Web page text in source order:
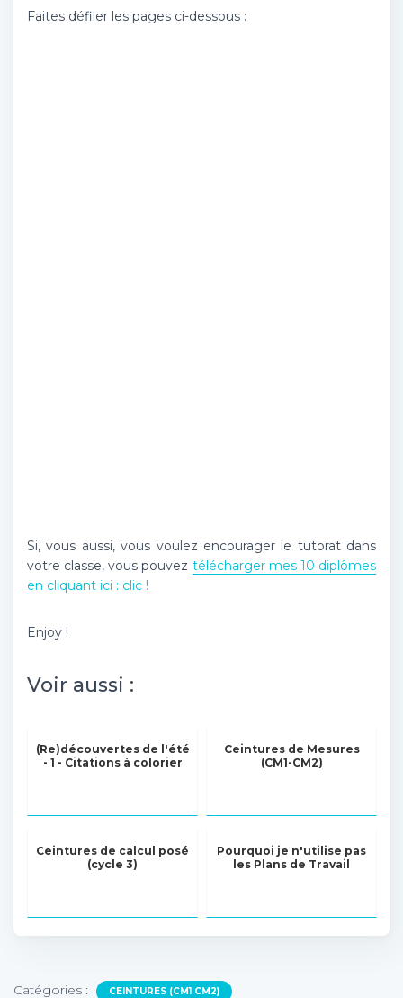
Faites défiler les pages ci-dessous :
Si, vous aussi, vous voulez encourager le tutorat dans
votre classe, vous pouvez télécharger mes 10 diplômes
en cliquant ici : clic !
Enjoy !
Voir aussi :
(Re)découvertes de l'été
- 1 - Citations à colorier
Ceintures de Mesures
(CM1-CM2)
Ceintures de calcul posé
(cycle 3)
Pourquoi je n'utilise pas
les Plans de Travail
Catégories : CEINTURES (CM1 CM2)